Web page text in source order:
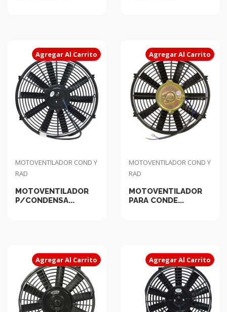
Agregar Al Carrito
MOTOVENTILADOR COND Y
RAD
MOTOVENTILADOR
P/CONDENSA...
Agregar Al Carrito
MOTOVENTILADOR COND Y
RAD
MOTOVENTILADOR
PARA CONDE...
Agregar Al Carrito Agregar Al Carrito